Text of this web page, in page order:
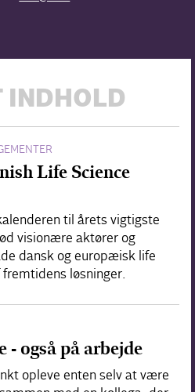
INDHOLD
Life Science
til årets vigtigste
visionære aktører og
dansk og europæisk life
løsninger.
også på arbejde
opleve enten selv at være